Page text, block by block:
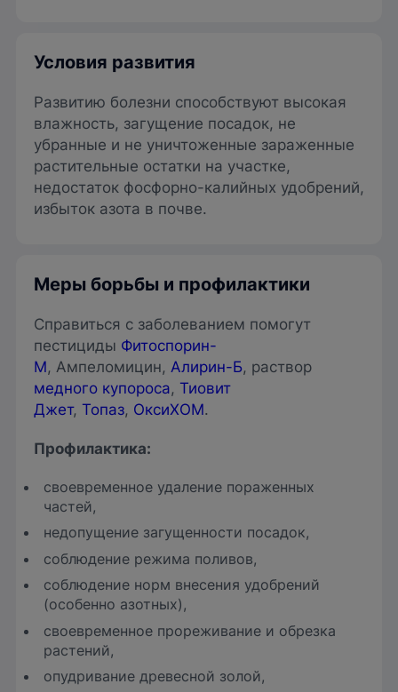
Условия развития
Развитию болезни способствуют высокая
влажность, загущение посадок, не
убранные и не уничтоженные зараженные
растительные остатки на участке,
недостаток фосфорно-калийных удобрений,
избыток азота в почве.
Меры борьбы и профилактики
Справиться с заболеванием помогут
пестициды Фитоспорин-
М, Ампеломицин, Алирин-Б, раствор
медного купороса, Тиовит
Джет, Топаз, ОксиХОМ.
Профилактика:
своевременное удаление пораженных
частей,
недопущение загущенности посадок,
соблюдение режима поливов,
соблюдение норм внесения удобрений
(особенно азотных),
своевременное прореживание и обрезка
растений,
опудривание древесной золой,